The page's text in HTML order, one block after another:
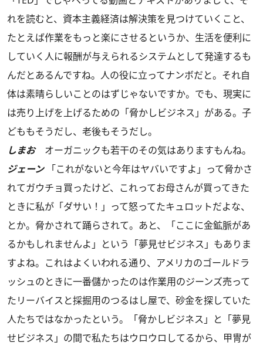
れを読むと、資本主義経済は解決策を見つけていくこと、
たとえば作業をもっと楽にさせるというか、生活を便利に
していく人に報酬が与えられるシステムとして発達するも
んだとあるんですね。人の役に立ってナンボだと。それ自
体は素晴らしいことのはずじゃないですか。でも、現実に
は売り上げを上げるための「脅かしビジネス」がある。子
どももそうだし、老後もそうだし。
しまおオーガニックも若干のその気はありますもんね。
ジェーン「これがないと今年はヤバいですよ」って脅かさ
れてガウチョ買ったけど、これってお母さんが買ってきた
ときに私が「ダサい！」って怒ってたキュロットだよな、
とか。脅かされて踊らされて。あと、「ここに金鉱脈があ
るかもしれませんよ」という「夢見せビジネス」もありま
すよね。これはよくいわれる通り、アメリカのゴールドラ
ッシュのときに一番儲かったのは作業用のジーンズ売って
たリーバイスと採掘用のつるはし屋で、砂金を探していた
人たちではなかったという。「脅かしビジネス」と「夢見
せビジネス」の間で私たちはウロウロしてるから、甲冑が